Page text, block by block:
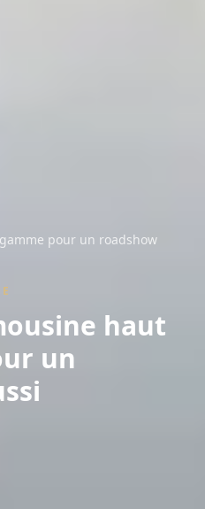
pour un roadshow
haut
un